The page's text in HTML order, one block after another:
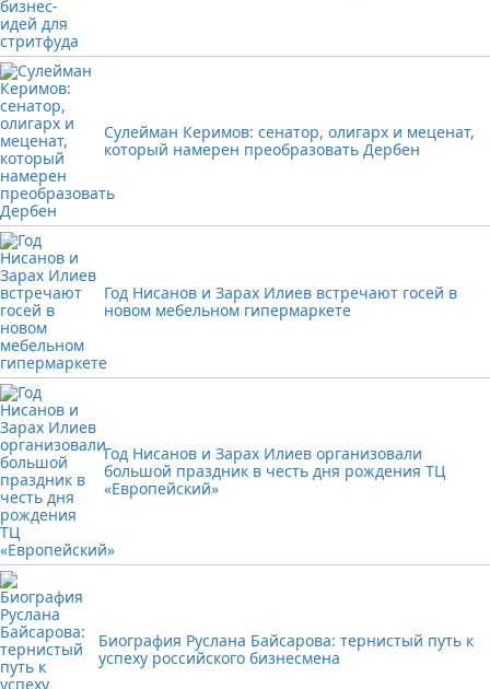
Сулейман Керимов: сенатор, олигарх и меценат,
который намерен преобразовать Дербен
Год Нисанов и Зарах Илиев встречают госей в
новом мебельном гипермаркете
Год Нисанов и Зарах Илиев организовали
большой праздник в честь дня рождения ТЦ
«Европейский»
Биография Руслана Байсарова: тернистый путь к
успеху российского бизнесмена